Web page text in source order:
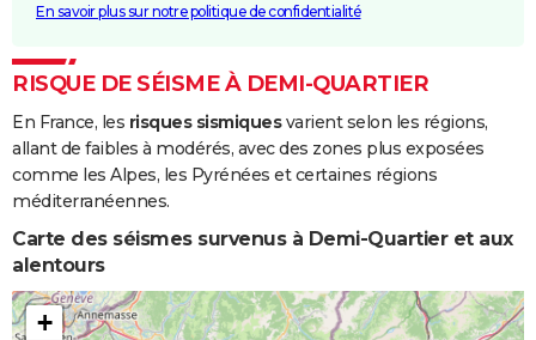
En savoir plus sur notre politique de confidentialité
RISQUE DE SÉISME À DEMI-QUARTIER
En France, les risques sismiquesvarient selon les régions,
allant de faibles à modérés, avec des zones plus exposées
comme les Alpes, les Pyrénées et certaines régions
méditerranéennes.
Carte des séismes survenus à Demi-Quartier et aux
alentours
+